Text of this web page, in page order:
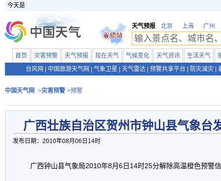
今天是
天气预报 北京 上海 广州
首页 灾害预警 天气预报 现在天气 气候变化 天气资讯 生活天气
台风网
中国旅游天气网 气象卫星 天气雷达 预警共享平台 防灾减灾
中国天气网 >灾害预警 >预警
广西壮族自治区贺州市钟山县气象台
发布日期：2010年08月06日14时
广西钟山县气象局2010年8月6日14时25分解除高温橙色预警